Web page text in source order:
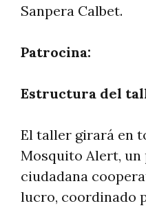
Sanpera Calbet.
Patrocina:
Estructura del
El taller girará en
Mosquito Alert,
ciudadana
lucro, coordinado